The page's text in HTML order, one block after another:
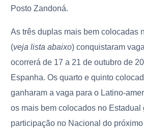
Posto Zandoná.
As três duplas mais bem colocadas
(veja lista abaixo) conquistaram
ocorrerá de 17 a 21 de outubro de
Espanha. Os quarto e quinto
ganharam a vaga para o Latino-
os mais bem colocados no Estadual
participação no Nacional do